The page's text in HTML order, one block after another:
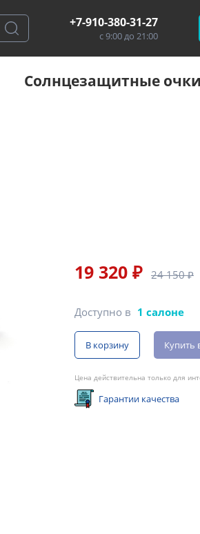
+7-910-380-31-27
с 9:00 до 21:00
Солнцезащитные очки
19 320 ₽ 24 150 ₽
Доступно в 1 салоне
В корзину Купить
Цена действительна только для
Гарантии качества